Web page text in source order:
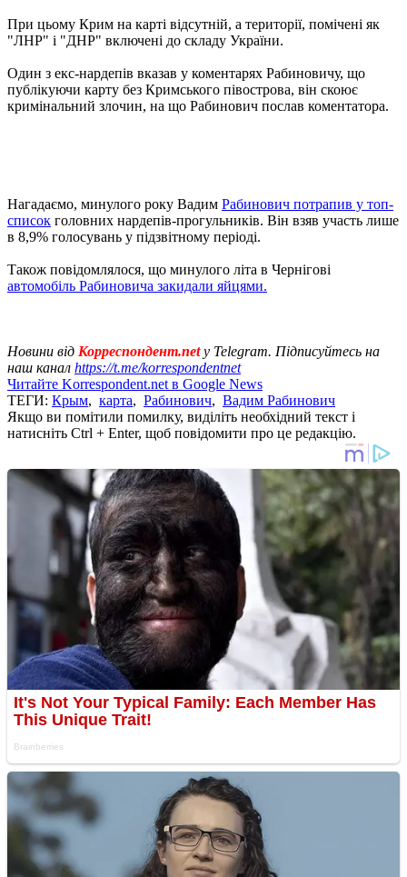
При цьому Крим на карті відсутній, а території, помічені як
"ЛНР" і "ДНР" включені до складу України.
Один з екс-нардепів вказав у коментарях Рабиновичу, що
публікуючи карту без Кримського півострова, він скоює
кримінальний злочин, на що Рабинович послав коментатора.
Нагадаємо, минулого року Вадим Рабинович потрапив у топ-
список головних нардепів-прогульників. Він взяв участь лише
в 8,9% голосувань у підзвітному періоді.
Також повідомлялося, що минулого літа в Чернігові
автомобіль Рабиновича закидали яйцями.
Новини від Корреспондент.netу Telegram. Підписуйтесь на
наш канал https://t.me/korrespondentnet
Читайте Korrespondent.net в Google News
ТЕГИ: Крым, карта, Рабинович, Вадим Рабинович
Якщо ви помітили помилку, виділіть необхідний текст і
натисніть Ctrl + Enter, щоб повідомити про це редакцію.